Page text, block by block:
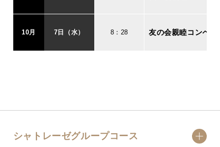
10月 7日（水） 8：28 友の会親睦コンペ
シャトレーゼグループコース